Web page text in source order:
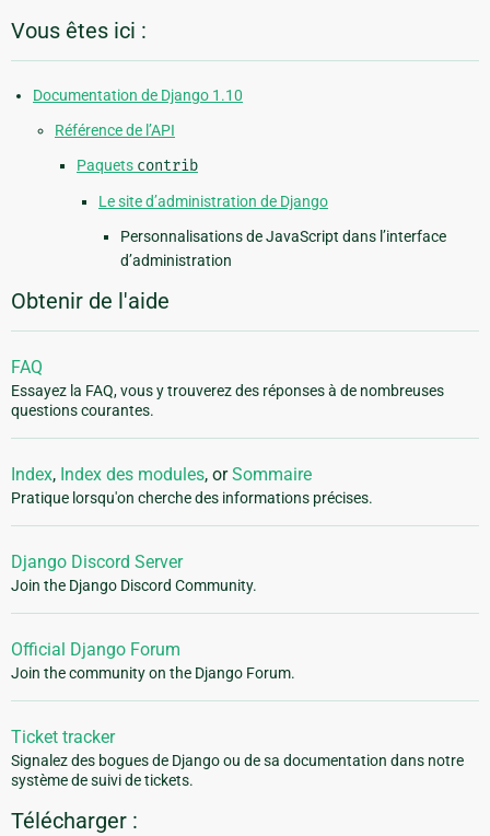
Vous êtes ici :
Documentation de Django 1.10
Référence de l’API
Paquets contrib
Le site d’administration de Django
Personnalisations de JavaScript dans l’interface
d’administration
Obtenir de l'aide
FAQ
Essayez la FAQ, vous y trouverez des réponses à de nombreuses
questions courantes.
Index, Index des modules, orSommaire
Pratique lorsqu'on cherche des informations précises.
Django Discord Server
Join the Django Discord Community.
Official Django Forum
Join the community on the Django Forum.
Ticket tracker
Signalez des bogues de Django ou de sa documentation dans notre
système de suivi de tickets.
Télécharger :